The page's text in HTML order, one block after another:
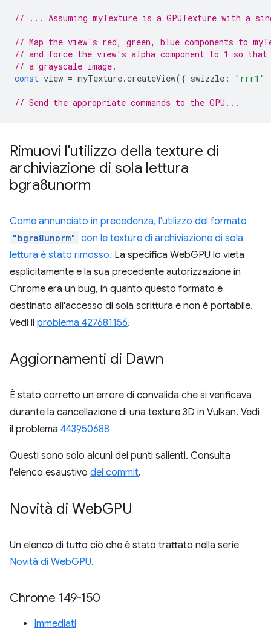
// ... Assuming myTexture is a GPUTexture with a
// Map the view's red, green, blue components to
// and force the view's alpha component to 1 so
// a grayscale image.
const view = myTexture.createView({ swizzle : "rrr1"
// Send the appropriate commands to the GPU...
Rimuovi l'utilizzo della texture di
archiviazione di sola lettura
bgra8unorm
Come annunciato in precedenza, l'utilizzo del formato
"bgra8unorm" con le texture di archiviazione di sola
lettura è stato rimosso. La specifica WebGPU lo vieta
esplicitamente e la sua precedente autorizzazione in
Chrome era un bug, in quanto questo formato è
destinato all'accesso di sola scrittura e non è portabile.
Vedi il problema 427681156.
Aggiornamenti di Dawn
È stato corretto un errore di convalida che si verificava
durante la cancellazione di una texture 3D in Vulkan. Vedi
il problema 443950688
Questi sono solo alcuni dei punti salienti. Consulta
l'elenco esaustivo dei commit.
Novità di WebGPU
Un elenco di tutto ciò che è stato trattato nella serie
Novità di WebGPU.
Chrome 149-150
Immediati